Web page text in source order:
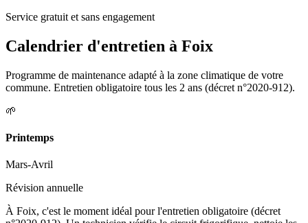
Service gratuit et sans engagement
Calendrier d'entretien à Foix
Programme de maintenance adapté à la zone climatique de votre
commune. Entretien obligatoire tous les 2 ans (décret n°2020-912).
🌱
Printemps
Mars-Avril
Révision annuelle
À Foix, c'est le moment idéal pour l'entretien obligatoire (décret